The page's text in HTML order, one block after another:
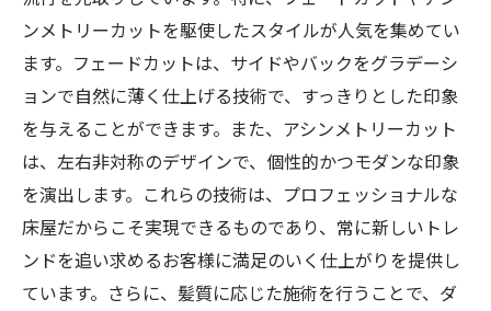
ンメトリーカットを駆使したスタイルが人気を集めてい
ます。フェードカットは、サイドやバックをグラデーシ
ョンで自然に薄く仕上げる技術で、すっきりとした印象
を与えることができます。また、アシンメトリーカット
は、左右非対称のデザインで、個性的かつモダンな印象
を演出します。これらの技術は、プロフェッショナルな
床屋だからこそ実現できるものであり、常に新しいトレ
ンドを追い求めるお客様に満足のいく仕上がりを提供し
ています。さらに、髪質に応じた施術を行うことで、ダ